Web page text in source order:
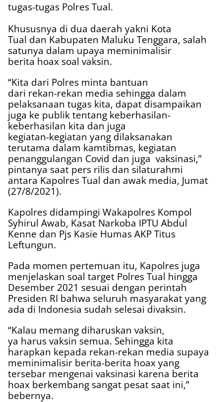
tugas-tugas Polres Tual.
Khususnya di dua daerah yakni Kota
Tual dan Kabupaten Maluku Tenggara, salah
satunya dalam upaya meminimalisir
berita hoax soal vaksin.
“Kita dari Polres minta bantuan
dari rekan-rekan media sehingga dalam
pelaksanaan tugas kita, dapat disampaikan
juga ke publik tentang keberhasilan-
keberhasilan kita dan juga
kegiatan-kegiatan yang dilaksanakan
terutama dalam kamtibmas, kegiatan
penanggulangan Covid dan juga vaksinasi,”
pintanya saat pers rilis dan silaturahmi
antara Kapolres Tual dan awak media, Jumat
(27/8/2021).
Kapolres didampingi Wakapolres Kompol
Syhirul Awab, Kasat Narkoba IPTU Abdul
Kenne dan Pjs Kasie Humas AKP Titus
Leftungun.
Pada momen pertemuan itu, Kapolres juga
menjelaskan soal target Polres Tual hingga
Desember 2021 sesuai dengan perintah
Presiden RI bahwa seluruh masyarakat yang
ada di Indonesia sudah selesai divaksin.
“Kalau memang diharuskan vaksin,
ya harus vaksin semua. Sehingga kita
harapkan kepada rekan-rekan media supaya
meminimalisir berita-berita hoax yang
tersebar mengenai vaksinasi karena berita
hoax berkembang sangat pesat saat ini,”
bebernya.